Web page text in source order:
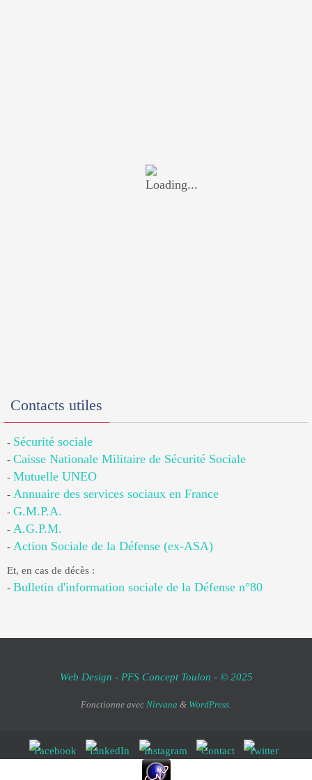
Contacts utiles
- Sécurité sociale
- Caisse Nationale Militaire de Sécurité Sociale
- Mutuelle UNEO
- Annuaire des services sociaux en France
- G.M.P.A.
- A.G.P.M.
- Action Sociale de la Défense (ex-ASA)
Et, en cas de décès :
- Bulletin d'information sociale de la Défense n°80
Web Design - PFS Concept Toulon - © 2025
Fonctionne avec Nirvana & WordPress.